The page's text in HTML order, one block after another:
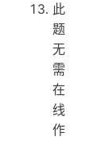
此
题
无
需
在
线
作